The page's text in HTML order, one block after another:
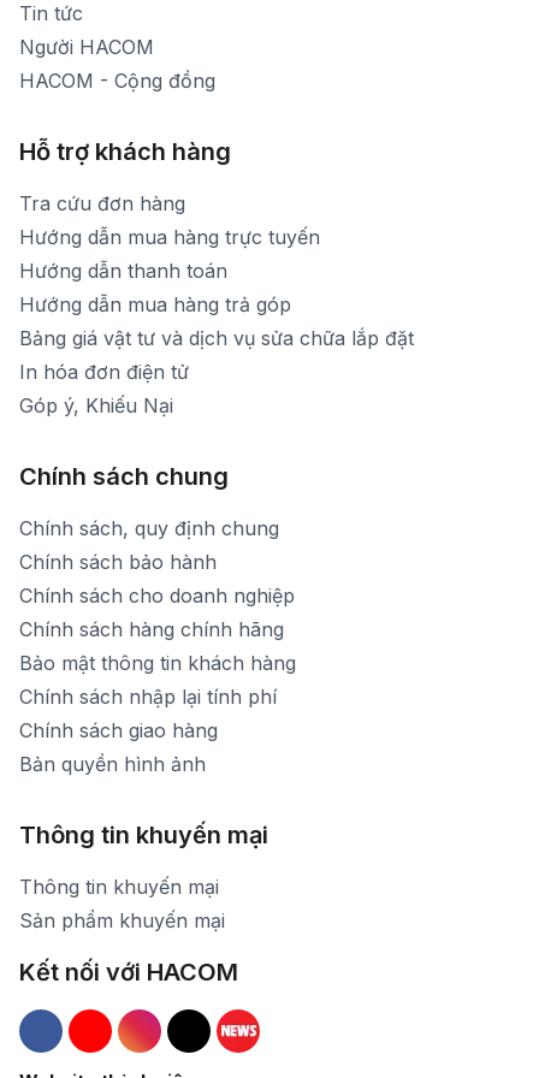
Tin tức
Người HACOM
HACOM - Cộng đồng
Hỗ trợ khách hàng
Tra cứu đơn hàng
Hướng dẫn mua hàng trực tuyến
Hướng dẫn thanh toán
Hướng dẫn mua hàng trả góp
Bảng giá vật tư và dịch vụ sửa chữa lắp đặt
In hóa đơn điện tử
Góp ý, Khiếu Nại
Chính sách chung
Chính sách, quy định chung
Chính sách bảo hành
Chính sách cho doanh nghiệp
Chính sách hàng chính hãng
Bảo mật thông tin khách hàng
Chính sách nhập lại tính phí
Chính sách giao hàng
Bản quyền hình ảnh
Thông tin khuyến mại
Thông tin khuyến mại
Sản phẩm khuyến mại
Kết nối với HACOM
Hacom Facebook
Hacom YouTube
Hacom Instagram
Hacom TikTok